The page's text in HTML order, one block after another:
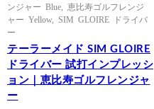
ンジャー Blue
恵比寿ゴルフレンジ
ャー Yellow, SIM GLOIRE ドライバ
ー
テーラーメイド SIM GLOIRE
ドライバー 試打インプレッシ
ョン｜恵比寿ゴルフレンジャ
ー